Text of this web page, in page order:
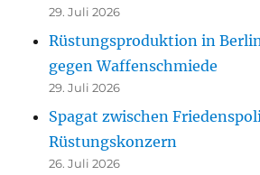
29. Juli 2026
Rüstungsproduktion in
gegen Waffenschmiede
29. Juli 2026
Spagat zwischen
Rüstungskonzern
26. Juli 2026